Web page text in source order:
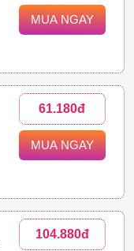
MUA NGAY
61.180đ
MUA NGAY
104.880đ